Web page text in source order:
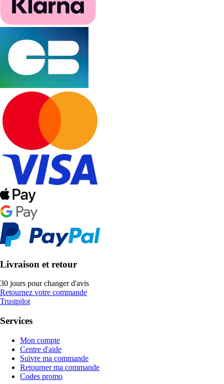
Livraison et retour
30 jours pour changer d'avis
Retournez votre commande
Trustpilot
Services
Mon compte
Centre d'aide
Suivre ma commande
Retourner ma commande
Codes promo